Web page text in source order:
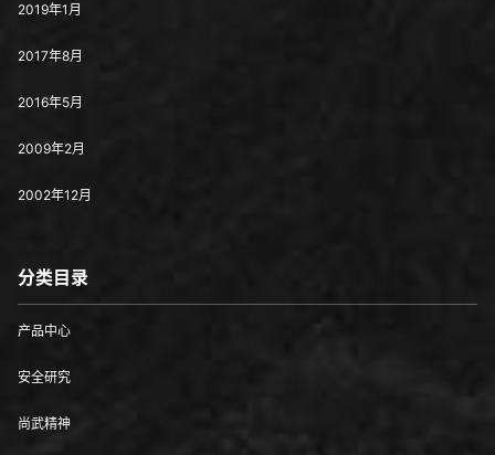
2019年1月
2017年8月
2016年5月
2009年2月
2002年12月
分类目录
产品中心
安全研究
尚武精神